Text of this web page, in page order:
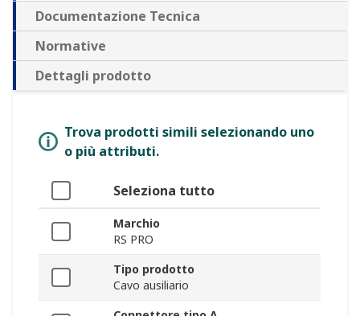
Documentazione Tecnica
Normative
Dettagli prodotto
Trova prodotti simili selezionando uno
o più attributi.
Seleziona tutto
Marchio
RS PRO
Tipo prodotto
Cavo ausiliario